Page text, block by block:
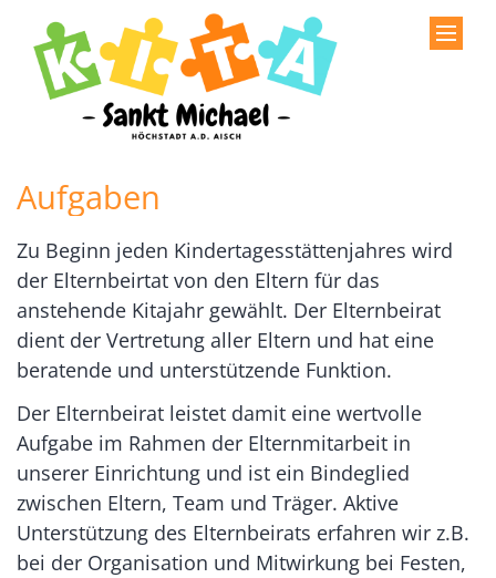
Zum Inhalt springen
Aufgaben
Zu Beginn jeden Kindertagesstättenjahres wird
der Elternbeirtat von den Eltern für das
anstehende Kitajahr gewählt. Der Elternbeirat
dient der Vertretung aller Eltern und hat eine
beratende und unterstützende Funktion.
Der Elternbeirat leistet damit eine wertvolle
Aufgabe im Rahmen der Elternmitarbeit in
unserer Einrichtung und ist ein Bindeglied
zwischen Eltern, Team und Träger. Aktive
Unterstützung des Elternbeirats erfahren wir z.B.
bei der Organisation und Mitwirkung bei Festen,